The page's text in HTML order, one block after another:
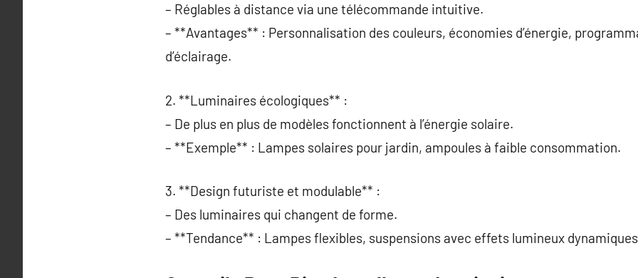
– Réglables à distance via une télécommande intuitive.
– **Avantages** : Personnalisation des couleurs, économies d’énergie,
d’éclairage.
2. **Luminaires écologiques** :
– De plus en plus de modèles fonctionnent à l’énergie solaire.
– **Exemple** : Lampes solaires pour jardin, ampoules à faible consommation.
3. **Design futuriste et modulable** :
– Des luminaires qui changent de forme.
– **Tendance** : Lampes flexibles, suspensions avec effets lumineux